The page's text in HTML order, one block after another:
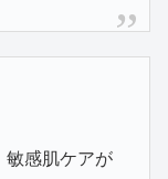
敏感肌ケアが